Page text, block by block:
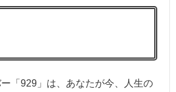
「929」は、あなたが今、人生の